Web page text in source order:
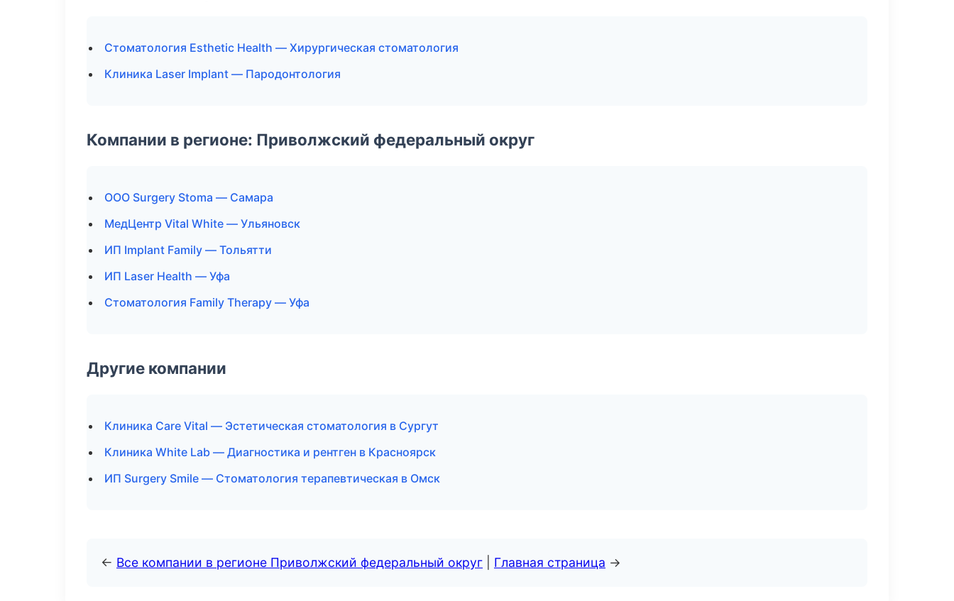
Стоматология Esthetic Health — Хирургическая стоматология
Клиника Laser Implant — Пародонтология
Компании в регионе: Приволжский федеральный округ
ООО Surgery Stoma — Самара
МедЦентр Vital White — Ульяновск
ИП Implant Family — Тольятти
ИП Laser Health — Уфа
Стоматология Family Therapy — Уфа
Другие компании
Клиника Care Vital — Эстетическая стоматология в Сургут
Клиника White Lab — Диагностика и рентген в Красноярск
ИП Surgery Smile — Стоматология терапевтическая в Омск
← Все компании в регионе Приволжский федеральный округ Главная страница →